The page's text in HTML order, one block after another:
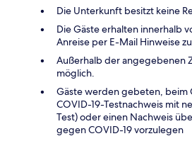
Die Unterkunft besitzt keine
Die Gäste erhalten innerhalb
Anreise per E-Mail Hinweise
Außerhalb der angegebenen
möglich.
Gäste werden gebeten, beim
COVID-19-Testnachweis mit
Test) oder einen Nachweis
gegen COVID-19 vorzulegen